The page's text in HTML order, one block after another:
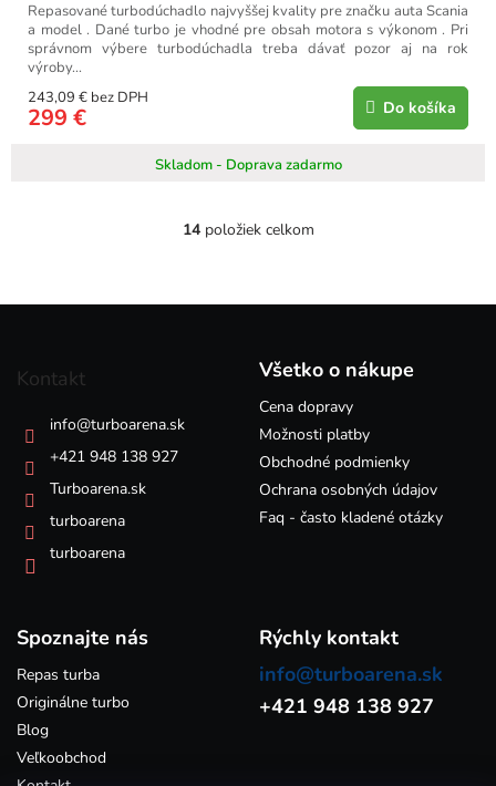
Skladom - Doprava zadarmo
243,09 € bez DPH
299 € Do košíka
Repasované turbodúchadlo najvyššej kvality pre značku auta Scania
a model . Dané turbo je vhodné pre obsah motora s výkonom . Pri
správnom výbere turbodúchadla treba dávať pozor aj na rok
výroby...
O
á
14položiek celkom
Kontakt
info@turboarena.sk
+421 948 138 927
Turboarena.sk
turboarena
turboarena
Všetko o nákupe
Cena dopravy
Možnosti platby
Obchodné podmienky
Ochrana osobných údajov
Faq - často kladené otázky
Spoznajte nás
Repas turba
Originálne turbo
Blog
Veľkoobchod
Rýchly kontakt
info@turboarena.sk
+421 948 138 927